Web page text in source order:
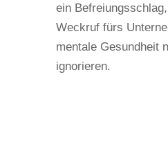
ein
Weckruf fürs
mentale Gesundheit
ignorieren.